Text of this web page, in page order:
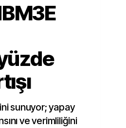
sunuyor; yapay
ve verimliliğini